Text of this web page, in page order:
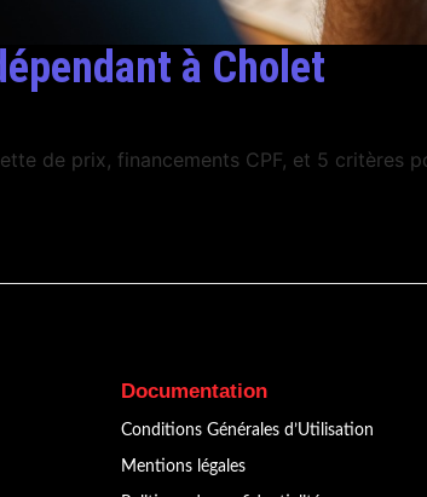
à Cholet
de prix, financements CPF, et 5 critères
Documentation
Conditions Générales d’Utilisation
Mentions légales